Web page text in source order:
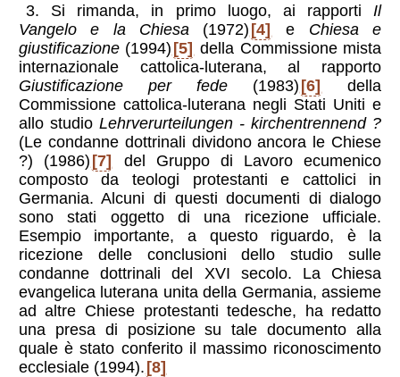
3. Si rimanda, in primo luogo, ai rapporti Il
Vangelo e la Chiesa (1972) [4] e Chiesa e
giustificazione(1994) [5] della Commissione mista
internazionale cattolica-luterana, al rapporto
Giustificazione per fede (1983) [6]
della
Commissione cattolica-luterana negli Stati Uniti e
allo studio Lehrverurteilungen - kirchentrennend ?
(Le condanne dottrinali dividono ancora le Chiese
?) (1986) [7]
del Gruppo di Lavoro ecumenico
composto da teologi protestanti e cattolici in
Germania. Alcuni di questi documenti di dialogo
sono stati oggetto di una ricezione ufficiale.
Esempio importante, a questo riguardo, è la
ricezione delle conclusioni dello studio sulle
condanne dottrinali del XVI secolo. La Chiesa
evangelica luterana unita della Germania, assieme
ad altre Chiese protestanti tedesche, ha redatto
una presa di posizione su tale documento alla
quale è stato conferito il massimo riconoscimento
ecclesiale (1994). [8]